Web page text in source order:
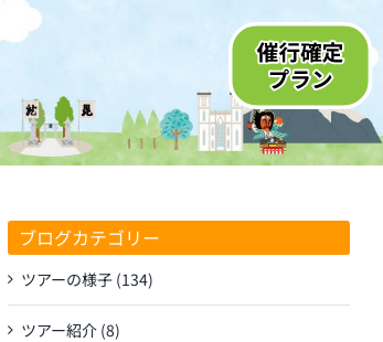
ブログカテゴリー
ツアーの様子 (134)
ツアー紹介 (8)